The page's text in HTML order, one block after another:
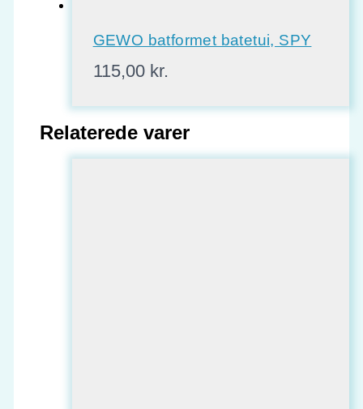
GEWO batformet batetui, SPY
115,00 kr.
Relaterede varer